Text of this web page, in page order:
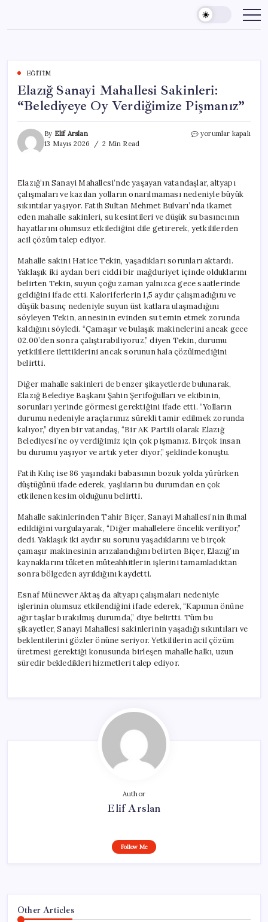
content
EĞITIM
Elazığ Sanayi Mahallesi Sakinleri:
“Belediyeye Oy Verdiğimize Pişmanız”
By Elif Arslan
13 Mayıs 2026
2 Min Read
Elazığ
Oy
Verdiğimize
Pişmanız”
için
yorumlar kapalı
Elazığ’ın Sanayi Mahallesi’nde yaşayan vatandaşlar, altyapı
çalışmaları ve kazılan yolların onarılmaması nedeniyle büyük
sıkıntılar yaşıyor. Fatih Sultan Mehmet Bulvarı’nda ikamet
eden mahalle sakinleri, su kesintileri ve düşük su basıncının
hayatlarını olumsuz etkilediğini dile getirerek, yetkililerden
acil çözüm talep ediyor.
Mahalle sakini Hatice Tekin, yaşadıkları sorunları aktardı.
Yaklaşık iki aydan beri ciddi bir mağduriyet içinde olduklarını
belirten Tekin, suyun çoğu zaman yalnızca gece saatlerinde
geldiğini ifade etti. Kaloriferlerin 1,5 aydır çalışmadığını ve
düşük basınç nedeniyle suyun üst katlara ulaşmadığını
söyleyen Tekin, annesinin evinden su temin etmek zorunda
kaldığını söyledi. “Çamaşır ve bulaşık makinelerini ancak gece
02.00’den sonra çalıştırabiliyoruz,” diyen Tekin, durumu
yetkililere ilettiklerini ancak sorunun hala çözülmediğini
belirtti.
Diğer mahalle sakinleri de benzer şikayetlerde bulunarak,
Elazığ Belediye Başkanı Şahin Şerifoğulları ve ekibinin,
sorunları yerinde görmesi gerektiğini ifade etti. “Yolların
durumu nedeniyle araçlarımız sürekli tamir edilmek zorunda
kalıyor,” diyen bir vatandaş, “Bir AK Partili olarak Elazığ
Belediyesi’ne oy verdiğimiz için çok pişmanız. Birçok insan
bu durumu yaşıyor ve artık yeter diyor,” şeklinde konuştu.
Fatih Kılıç ise 86 yaşındaki babasının bozuk yolda yürürken
düştüğünü ifade ederek, yaşlıların bu durumdan en çok
etkilenen kesim olduğunu belirtti.
Mahalle sakinlerinden Tahir Biçer, Sanayi Mahallesi’nin ihmal
edildiğini vurgulayarak, “Diğer mahallelere öncelik veriliyor,”
dedi. Yaklaşık iki aydır su sorunu yaşadıklarını ve birçok
çamaşır makinesinin arızalandığını belirten Biçer, Elazığ’ın
kaynaklarını tüketen müteahhitlerin işlerini tamamladıktan
sonra bölgeden ayrıldığını kaydetti.
Esnaf Münevver Aktaş da altyapı çalışmaları nedeniyle
işlerinin olumsuz etkilendiğini ifade ederek, “Kapımın önüne
ağır taşlar bırakılmış durumda,” diye belirtti. Tüm bu
şikayetler, Sanayi Mahallesi sakinlerinin yaşadığı sıkıntıları ve
beklentilerini gözler önüne seriyor. Yetkililerin acil çözüm
üretmesi gerektiği konusunda birleşen mahalle halkı, uzun
süredir bekledikleri hizmetleri talep ediyor.
Author
Elif Arslan
Follow Me
Other Articles